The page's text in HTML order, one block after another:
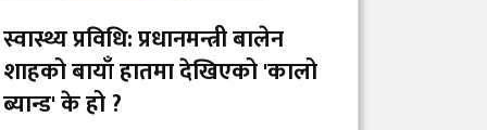
नेपाल नर्सिङ काउन्सिलको
अध्यक्षमा सकुन्तला
प्रजापति, उपाध्यक्षमा
स्वास्थ्य प्रविधि: प्रधानमन्त्री बालेन
शाहको बायाँ हातमा देखिएको 'कालो
ब्यान्ड' के हो ?